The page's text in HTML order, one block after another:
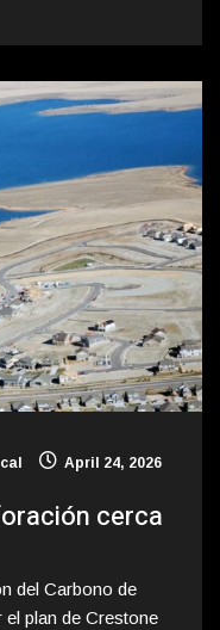
April 24, 2026
cerca
del Carbono de
plan de Crestone